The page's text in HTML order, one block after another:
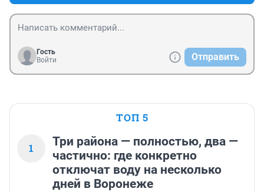
Гость
Войти
Отправить
ТОП 5
1
Три района — полностью, два —
частично: где конкретно
отключат воду на несколько
дней в Воронеже